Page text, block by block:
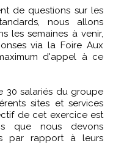
de questions sur les
nous allons
les semaines à venir,
via la Foire Aux
d'appel à ce
30 salariés du groupe
sites et services
de cet exercice est
que nous devons
par rapport à leurs